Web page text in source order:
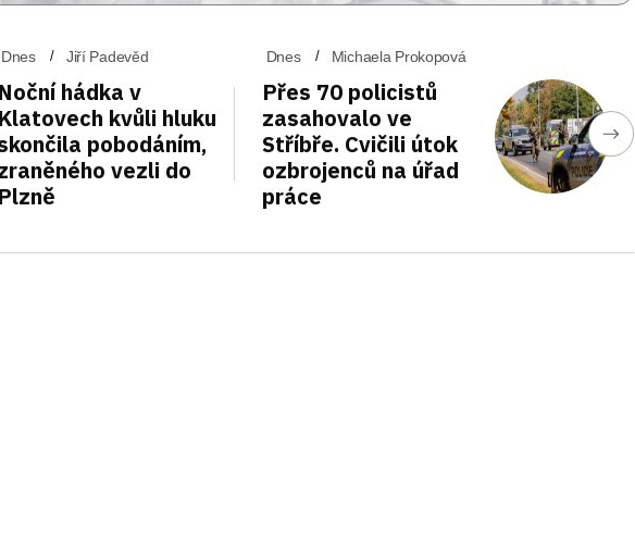
Dnes Jiří Padevěd
Noční hádka v
Klatovech kvůli hluku
pobodáním,
vezli do
Plzně
Dnes Michaela Prokopová
Přes 70 policistů
zasahovalo ve
Stříbře. Cvičili útok
ozbrojenců na úřad
práce